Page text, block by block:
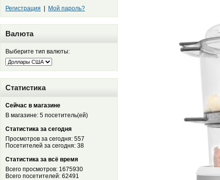
Регистрация Мой пароль?
Валюта
Выберите тип валюты:
Статистика
Сейчас в магазине
В магазине: 5 посетитель(ей)
Статистика за сегодня
Просмотров за сегодня: 557
Посетителей за сегодня: 38
Статистика за всё время
Всего просмотров: 1675930
Всего посетителей: 62491